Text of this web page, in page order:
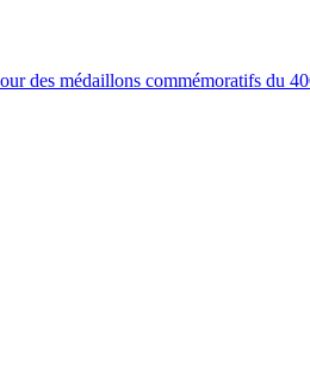
des médaillons commémoratifs du